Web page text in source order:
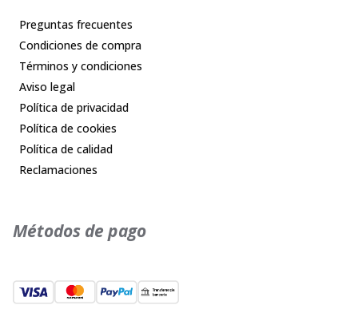
Preguntas frecuentes
Condiciones de compra
Términos y condiciones
Aviso legal
Política de privacidad
Política de cookies
Política de calidad
Reclamaciones
Métodos de pago